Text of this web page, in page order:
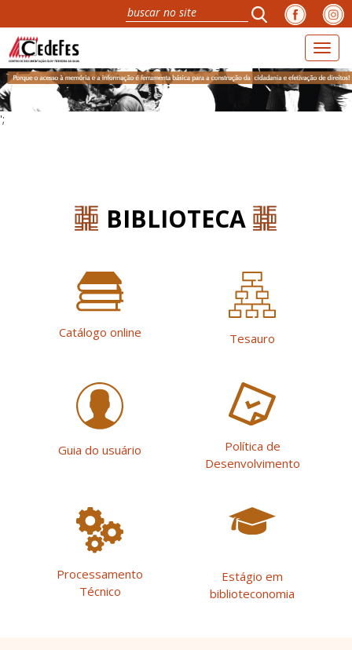
';
BIBLIOTECA
Catálogo online Tesauro
Guia do usuário
Política de
Desenvolvimento
Processamento
Técnico
Estágio em
biblioteconomia